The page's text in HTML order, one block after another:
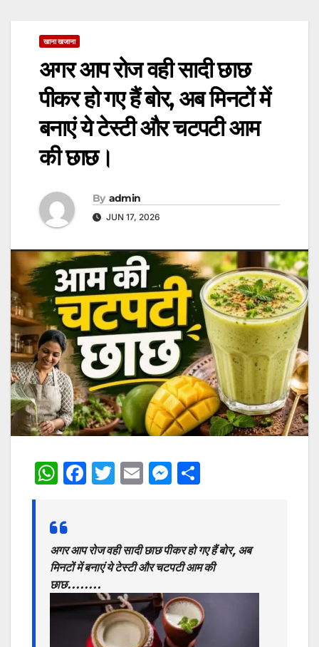
खाना खजाना
अगर आप रोज वही सादी छाछ
पीकर हो गए हैं बोर, अब मिनटों में
बनाएं ये टेस्टी और चटपटी आम
की छाछ।
By admin
JUN 17, 2026
W
at
s
A
p
p
F
e
b
o
o
k
T
er
E
l
M
s
e
n
g
er
e
अगर आप रोज वही सादी छाछ पीकर हो गए हैं बोर, अब
मिनटों में बनाएं ये टेस्टी और चटपटी आम की
छाछ……..